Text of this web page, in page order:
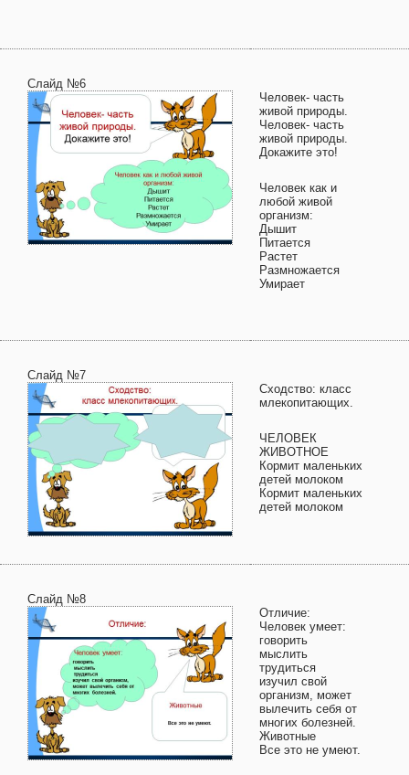
Слайд №6
Человек- часть
живой природы.
Человек- часть
живой природы.
Докажите это!
Человек как и
любой живой
организм:
Дышит
Питается
Растет
Размножается
Умирает
Слайд №7
Сходство: класс
млекопитающих.
ЧЕЛОВЕК
ЖИВОТНОЕ
Кормит маленьких
детей молоком
Кормит маленьких
детей молоком
Слайд №8
Отличие:
Человек умеет:
говорить
мыслить
трудиться
изучил свой
организм, может
вылечить себя от
многих болезней.
Животные
Все это не умеют.